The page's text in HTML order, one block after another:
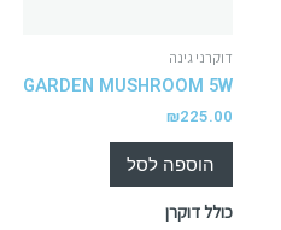
דוקרני גינה
GARDEN MUSHROOM 5W
₪225.00
הוספה לסל
כולל דוקרן